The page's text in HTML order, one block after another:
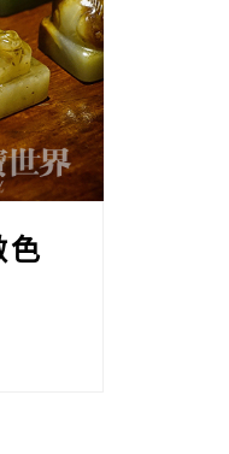
色